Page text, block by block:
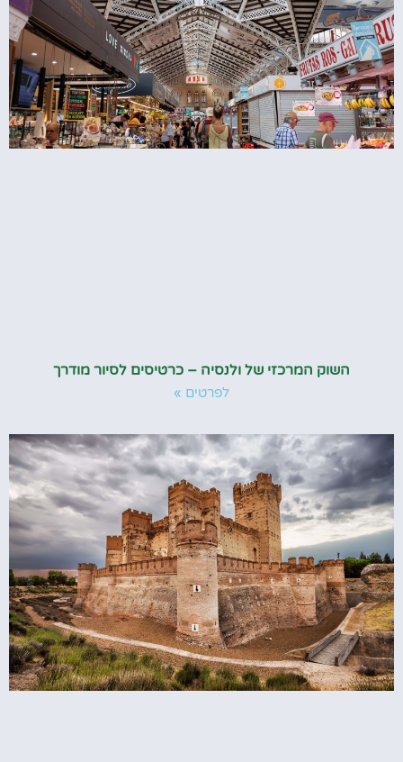
השוק המרכזי של ולנסיה – כרטיסים לסיור מודרך
לפרטים »